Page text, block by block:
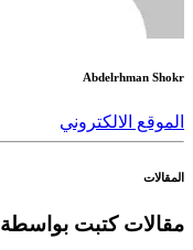
Abdelrhman Shokr
الموقع الالكتروني
المقالات
مقالات كتبت بواسطة Abdelrhman Shokr